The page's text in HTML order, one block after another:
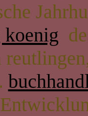
koenig